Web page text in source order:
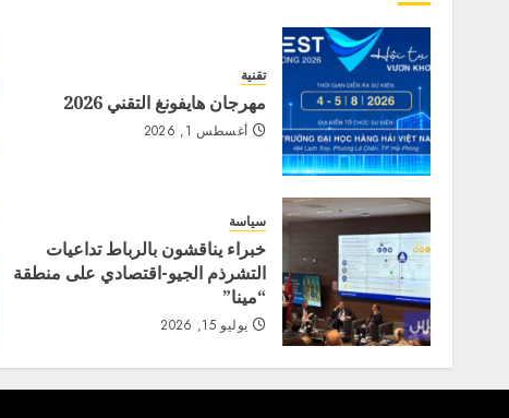
تقنية
مهرجان هايفونغ التقني 2026
أغسطس 1, 2026
سياسة
خبراء يناقشون بالرباط تداعيات
التشرذم الجيو-اقتصادي على منطقة
“مينا”
يوليو 15, 2026